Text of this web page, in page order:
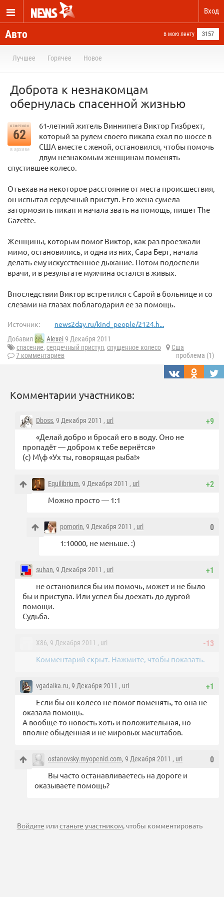
Вход
Авто в мою ленту 3157
Лучшее Горячее Новое
Доброта к незнакомцам
обернулась спасенной жизнью
отметили
62
в архиве
61-летний житель Виннипега Виктор Гизбрехт,
который за рулем своего пикапа ехал по шоссе в
США вместе с женой, остановился, чтобы помочь
двум незнакомым женщинам поменять
спустившее колесо.
Отъехав на некоторое расстояние от места происшествия,
он испытал сердечный приступ. Его жена сумела
затормозить пикап и начала звать на помощь, пишет The
Gazette.
Женщины, которым помог Виктор, как раз проезжали
мимо, остановились, и одна из них, Сара Берг, начала
делать ему искусственное дыхание. Потом подоспели
врачи, и в результате мужчина остался в живых.
Впоследствии Виктор встретился с Сарой в больнице и со
слезами на глазах поблагодарил ее за помощь.
Источник: news2day.ru/kind_people/2124.h...
Добавил Alexei9 Декабря 2011
спасение, сердечный приступ, спущенное колесо
Сша
7 комментариев
проблема (1)
Комментарии участников:
+9
Dboss, 9 Декабря 2011 , url
«Делай добро и бросай его в воду. Оно не
пропадёт — добром к тебе вернётся»
(с) М\ф «Ух ты, говорящая рыба!»
+2
Equilibrium, 9 Декабря 2011 , url
Можно просто — 1:1
0
pomorin, 9 Декабря 2011 , url
1:10000, не меньше. :)
+1
suhan, 9 Декабря 2011 , url
не остановился бы им помочь, может и не было
бы и приступа. Или успел бы доехать до дургой
помощи.
Судьба.
-13
X86, 9 Декабря 2011 , url
Комментарий скрыт. Нажмите, чтобы показать.
+1
vgadalka.ru, 9 Декабря 2011 , url
Если бы он колесо не помог поменять, то она не
оказала помощь.
А вообще-то новость хоть и положительная, но
вполне обыденная и не мировых масштабов.
0
ostanovsky.myopenid.com, 9 Декабря 2011 , url
Вы часто останавливаетесь на дороге и
оказываете помощь?
Войдите илистаньте участником, чтобы комментировать